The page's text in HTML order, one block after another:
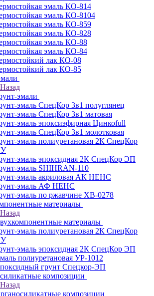
эмаль КО-814
эмаль КО-8104
эмаль КО-859
эмаль КО-828
эмаль КО-88
эмаль КО-84
лак КО-08
лак КО-85
Назад
эмали
эмаль СпецКор 3в1 полуглянец
эмаль СпецКор 3в1 матовая
эмаль эпоксиэфирная Цинкоfull
эмаль СпецКор 3в1 молотковая
эмаль полиуретановая 2К СпецКор
эмаль эпоксидная 2К СпецКор ЭП
эмаль SHIHRAN-110
эмаль акриловая АК НЕНС
эмаль АФ НЕНС
эмаль по ржавчине ХВ-0278
материалы
Назад
материалы
эмаль полиуретановая 2К СпецКор
эмаль эпоксидная 2К СпецКор ЭП
полиуретановая УР-1012
грунт Спецкор-ЭП
композиции
Назад
композиции